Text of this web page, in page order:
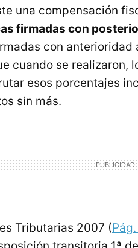
una compensación
firmadas con
con
cuando se realizaron,
esos porcentajes
sin más.
Tributarias 2007 (Pág.